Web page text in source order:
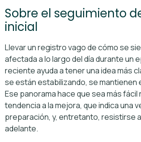
Sobre el seguimiento
inicial
Llevar un registro vago de cómo se
afectada a lo largo del día durante un
reciente ayuda a tener una idea más
se están estabilizando, se mantienen
Ese panorama hace que sea más
tendencia a la mejora, que indica una
preparación, y, entretanto, resistirse
adelante.